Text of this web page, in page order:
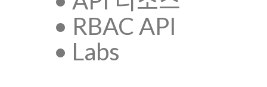
• RBAC API
• Labs